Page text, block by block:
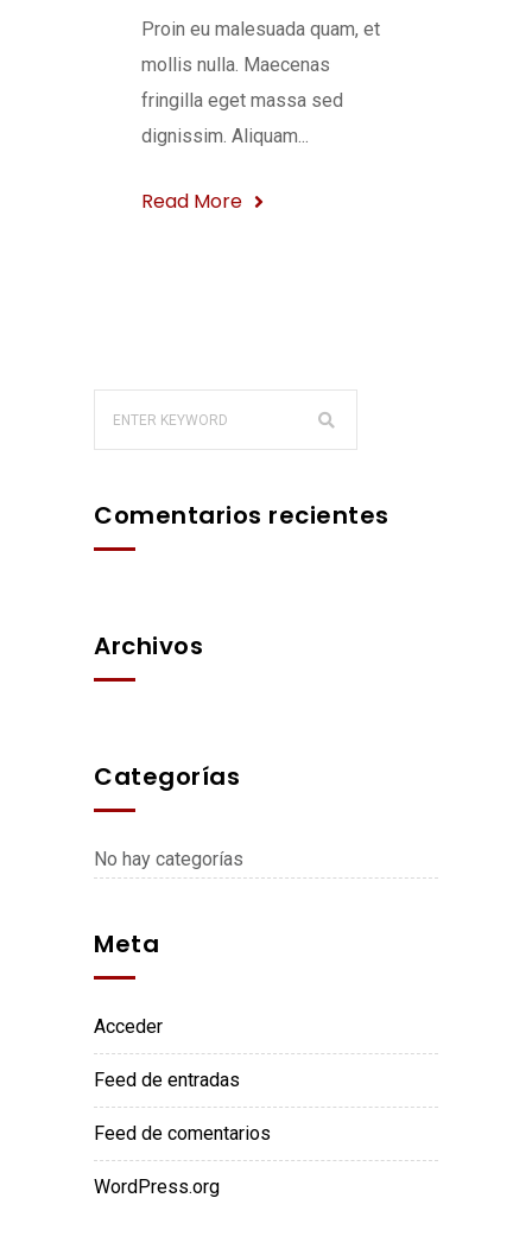
Comentarios recientes
Archivos
Categorías
No hay categorías
Meta
Acceder
Feed de entradas
Feed de comentarios
WordPress.org
Proin eu malesuada quam, et
mollis nulla. Maecenas
fringilla eget massa sed
dignissim. Aliquam...
Read More